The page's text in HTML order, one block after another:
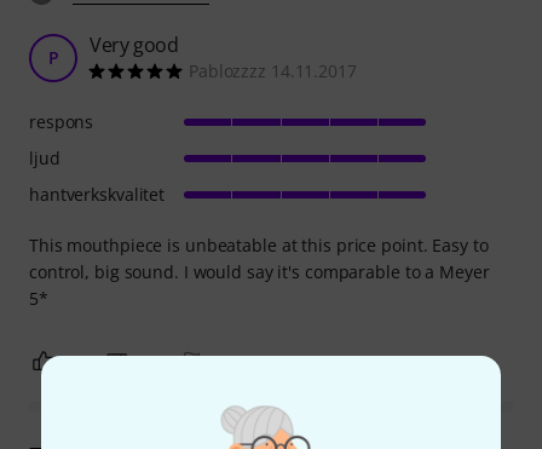
P Very good
Pablozzzz 14.11.2017
This mouthpiece is unbeatable at this price point. Easy to
control, big sound. I would say it's comparable to a Meyer
5*
respons
ljud
hantverkskvalitet
1 0 ANMÄL RECENSION